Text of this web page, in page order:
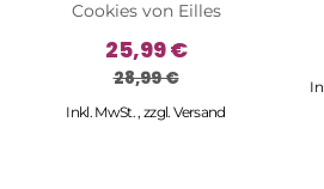
Cookies von Eilles
25,99 €
28,99 €
Inkl. MwSt. ,zzgl.Versand